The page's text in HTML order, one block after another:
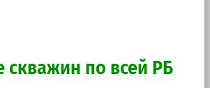
скважин по всей РБ